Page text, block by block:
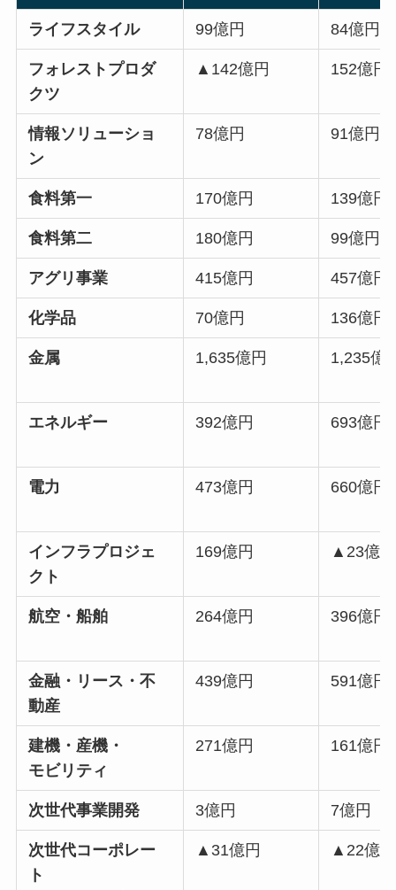
ライフスタイル 99億円 84億円
フォレストプロダ
クツ
▲142億円 152億円
情報ソリューショ
ン
78億円 91億円
食料第一 170億円 139億円
食料第二 180億円 99億円
アグリ事業 415億円 457億円
化学品 70億円 136億円
金属 1,635億円 1,235億
エネルギー 392億円 693億円
電力 473億円 660億円
インフラプロジェ
クト
169億円 ▲23億円
航空・船舶 264億円 396億円
金融・リース・不
動産
439億円 591億円
建機・産機・
モビリティ
271億円 161億円
次世代事業開発 3億円 7億円
次世代コーポレー
ト
▲31億円 ▲22億円